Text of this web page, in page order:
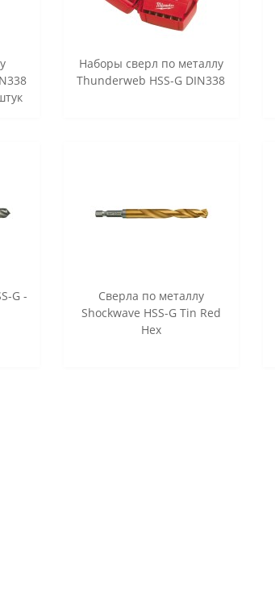
Наборы сверл по металлу
Thunderweb HSS-G DIN338
G -
Сверла по металлу
Shockwave HSS-G Tin Red
Hex